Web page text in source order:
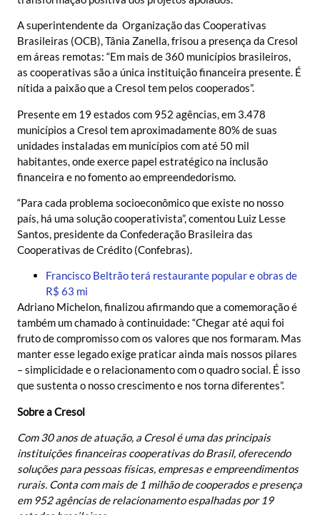
A superintendente da Organização das Cooperativas
Brasileiras (OCB), Tânia Zanella, frisou a presença da Cresol
em áreas remotas: “Em mais de 360 municípios brasileiros,
as cooperativas são a única instituição financeira presente. É
nítida a paixão que a Cresol tem pelos cooperados”.
Presente em 19 estados com 952 agências, em 3.478
municípios a Cresol tem aproximadamente 80% de suas
unidades instaladas em municípios com até 50 mil
habitantes, onde exerce papel estratégico na inclusão
financeira e no fomento ao empreendedorismo.
“Para cada problema socioeconômico que existe no nosso
país, há uma solução cooperativista”, comentou Luiz Lesse
Santos, presidente da Confederação Brasileira das
Cooperativas de Crédito (Confebras).
Francisco Beltrão terá restaurante popular e obras de
R$ 63 mi
Adriano Michelon, finalizou afirmando que a comemoração é
também um chamado à continuidade: “Chegar até aqui foi
fruto de compromisso com os valores que nos formaram. Mas
manter esse legado exige praticar ainda mais nossos pilares
– simplicidade e o relacionamento com o quadro social. É isso
que sustenta o nosso crescimento e nos torna diferentes”.
Sobre a Cresol
Com 30 anos de atuação, a Cresol é uma das principais
instituições financeiras cooperativas do Brasil, oferecendo
soluções para pessoas físicas, empresas e empreendimentos
rurais. Conta com mais de 1 milhão de cooperados e presença
em 952 agências de relacionamento espalhadas por 19